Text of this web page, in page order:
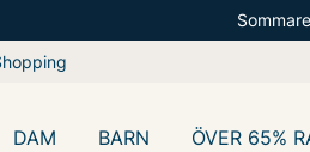
DAM BARN ÖVER 65%